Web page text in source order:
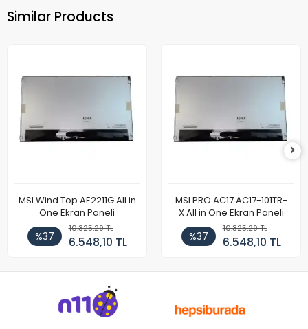
Similar Products
MSI Wind Top AE2211G All in
One Ekran Paneli
%37
10.325,29 TL
6.548,10 TL
MSI PRO AC17 AC17-101TR-
X All in One Ekran Paneli
%37
10.325,29 TL
6.548,10 TL